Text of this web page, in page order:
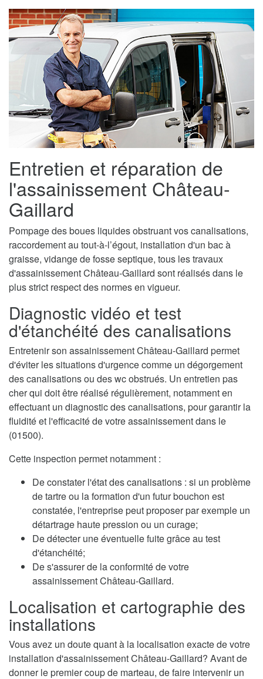
Entretien et réparation de
l'assainissement Château-
Gaillard
Pompage des boues liquides obstruant vos canalisations,
raccordement au tout-à-l’égout, installation d'un bac à
graisse, vidange de fosse septique, tous les travaux
d'assainissement Château-Gaillard sont réalisés dans le
plus strict respect des normes en vigueur.
Diagnostic vidéo et test
d'étanchéité des canalisations
Entretenir son assainissement Château-Gaillard permet
d'éviter les situations d'urgence comme un dégorgement
des canalisations ou des wc obstrués. Un entretien pas
cher qui doit être réalisé régulièrement, notamment en
effectuant un diagnostic des canalisations, pour garantir la
fluidité et l'efficacité de votre assainissement dans le
(01500).
Cette inspection permet notamment :
De constater l'état des canalisations : si un problème
de tartre ou la formation d'un futur bouchon est
constatée, l'entreprise peut proposer par exemple un
détartrage haute pression ou un curage;
De détecter une éventuelle fuite grâce au test
d'étanchéité;
De s'assurer de la conformité de votre
assainissement Château-Gaillard.
Localisation et cartographie des
installations
Vous avez un doute quant à la localisation exacte de votre
installation d'assainissement Château-Gaillard? Avant de
donner le premier coup de marteau, de faire intervenir un